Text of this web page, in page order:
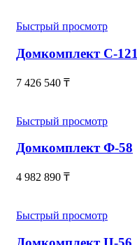
Быстрый просмотр
Домкомплект С-121
7 426 540 ₸
Быстрый просмотр
Домкомплект Ф-58
4 982 890 ₸
Быстрый просмотр